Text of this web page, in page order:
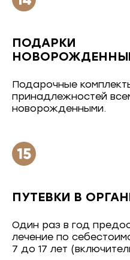
ПОДАРКИ
Подарочные
принадлежностей
новорожденными.
ПУТЕВКИ В
Один раз в год
лечение по
7 до 17 лет